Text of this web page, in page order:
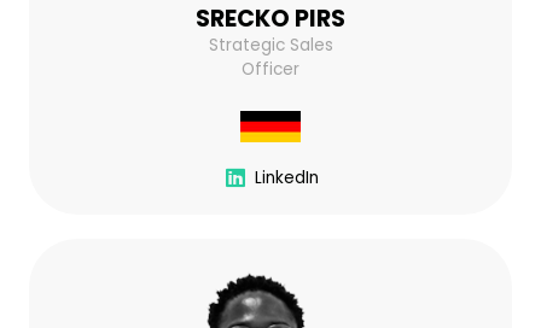
SRECKO PIRS
Strategic Sales
Officer
LinkedIn